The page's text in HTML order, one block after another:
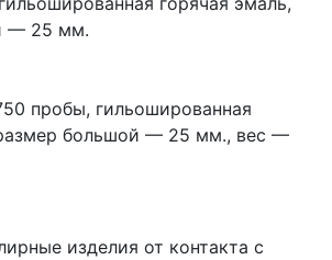
— 25 мм.
пробы, гильошированная
большой — 25 мм., вес —
изделия от контакта с